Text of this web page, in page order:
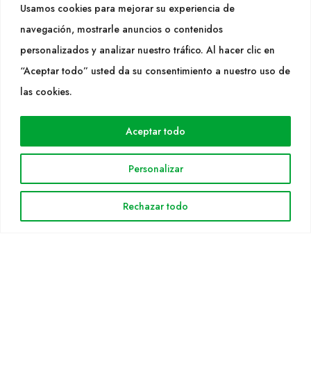
Usamos cookies para mejorar su experiencia de
navegación, mostrarle anuncios o contenidos
personalizados y analizar nuestro tráfico. Al hacer clic en
“Aceptar todo” usted da su consentimiento a nuestro uso de
las cookies.
Personalizar
Rechazar todo
Aceptar todo
SÍGUENOS
WEB
Cultidelta
Solicitud Catálogo